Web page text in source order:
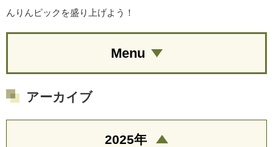
んりんピックを盛り上げよう！
Menu
アーカイブ
2025年